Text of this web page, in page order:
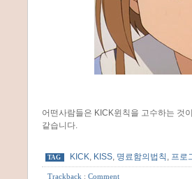
어떤사람들은 KICK윈칙을 고수하는 것
같습니다.
TAG KICK, KISS, 명료함의법칙 , 프로
Trackback : Comment